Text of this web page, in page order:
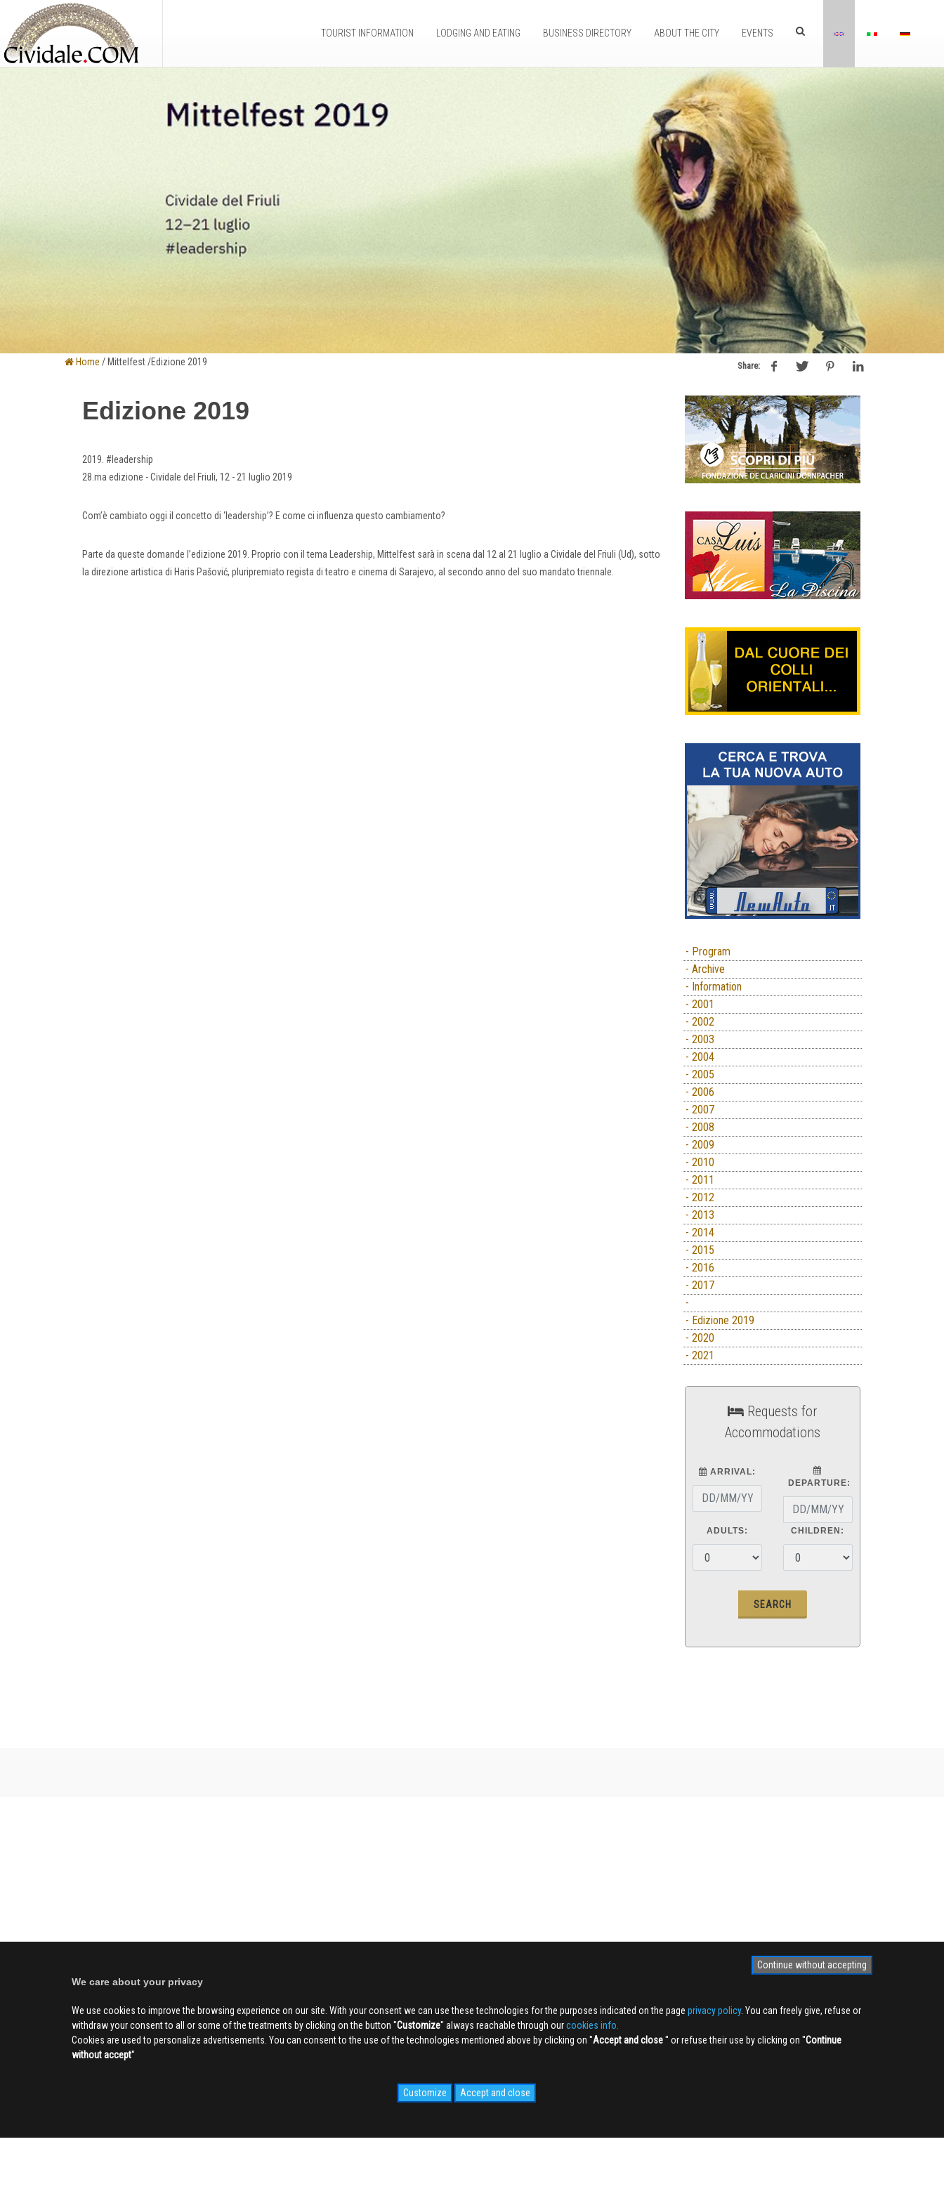
TOURIST INFORMATION LODGING AND EATING BUSINESS DIRECTORY ABOUT THE CITY EVENTS
Home / Mittelfest /Edizione 2019 Share:
Edizione 2019
2019. #leadership
28.ma edizione - Cividale del Friuli, 12 - 21 luglio 2019
Com’è cambiato oggi il concetto di ‘leadership’? E come ci influenza questo cambiamento?
Parte da queste domande l’edizione 2019. Proprio con il tema Leadership, Mittelfest sarà in scena dal 12 al 21 luglio a Cividale del Friuli (Ud), sotto
la direzione artistica di Haris Pašović, pluripremiato regista di teatro e cinema di Sarajevo, al secondo anno del suo mandato triennale.
- Program
- Archive
- Information
- 2001
- 2002
- 2003
- 2004
- 2005
- 2006
- 2007
- 2008
- 2009
- 2010
- 2011
- 2012
- 2013
- 2014
- 2015
- 2016
- 2017
-
- Edizione 2019
- 2020
- 2021
Requests for
Accommodations
ARRIVAL:
DEPARTURE:
ADULTS: CHILDREN:
Continue without accepting
We care about your privacy
We use cookies to improve the browsing experience on our site. With your consent we can use these technologies for the purposes indicated on the page privacy policy. You can freely give, refuse or
withdraw your consent to all or some of the treatments by clicking on the button ''Customize'' always reachable through ourcookies info.
Cookies are used to personalize advertisements. You can consent to the use of the technologies mentioned above by clicking on ''Accept and close'' or refuse their use by clicking on ''Continue
without accept''
Customize Accept and close